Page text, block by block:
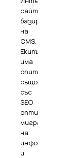
сайтове,
базирани
на
CMS.
Екипът
има
опит
също
със
SEO
оптимизация,
миграция
на
информация
и